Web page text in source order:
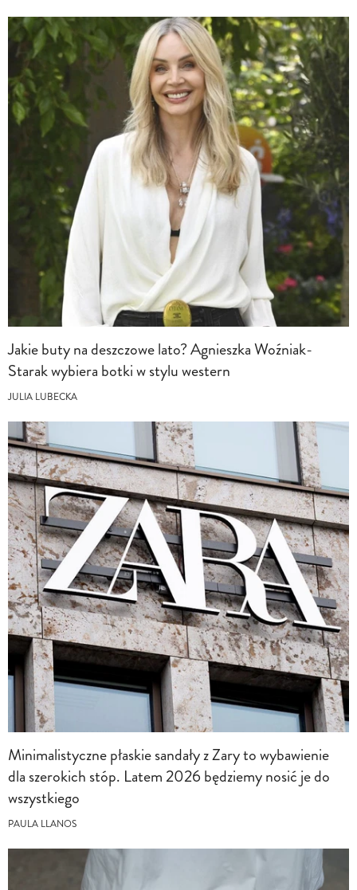
Jakie buty na deszczowe lato? Agnieszka Woźniak-
Starak wybiera botki w stylu western
JULIA LUBECKA
Minimalistyczne płaskie sandały z Zary to wybawienie
dla szerokich stóp. Latem 2026 będziemy nosić je do
wszystkiego
PAULA LLANOS